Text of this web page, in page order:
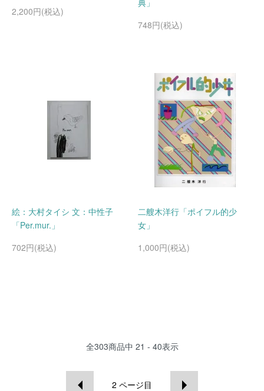
2,200円(税込)
典」
748円(税込)
絵：大村タイシ 文：中性子
「Per.mur.」
702円(税込)
二艘木洋行「ポイフル的少
女」
1,000円(税込)
全303商品中 21 - 40表示
2 ページ目